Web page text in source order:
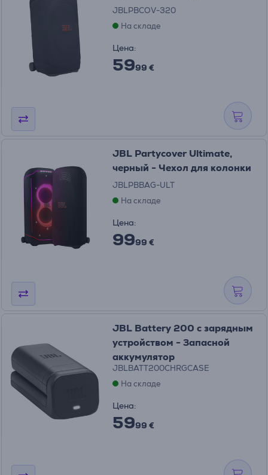
JBLPBCOV-320
На складе
Цена:
5999 €
JBL Partycover Ultimate,
черный - Чехол для колонки
JBLPBBAG-ULT
На складе
Цена:
9999 €
JBL Battery 200 с зарядным
устройством - Запасной
аккумулятор
JBLBATT200CHRGCASE
На складе
Цена:
5999 €